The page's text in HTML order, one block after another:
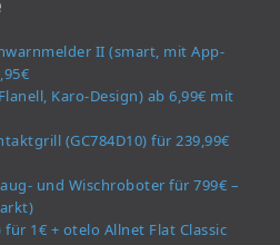
II (smart, mit App-
Karo-Design) ab 6,99€ mit
(GC784D10) für 239,99€
und Wischroboter für 799€ –
für 1€ + otelo Allnet Flat Classic